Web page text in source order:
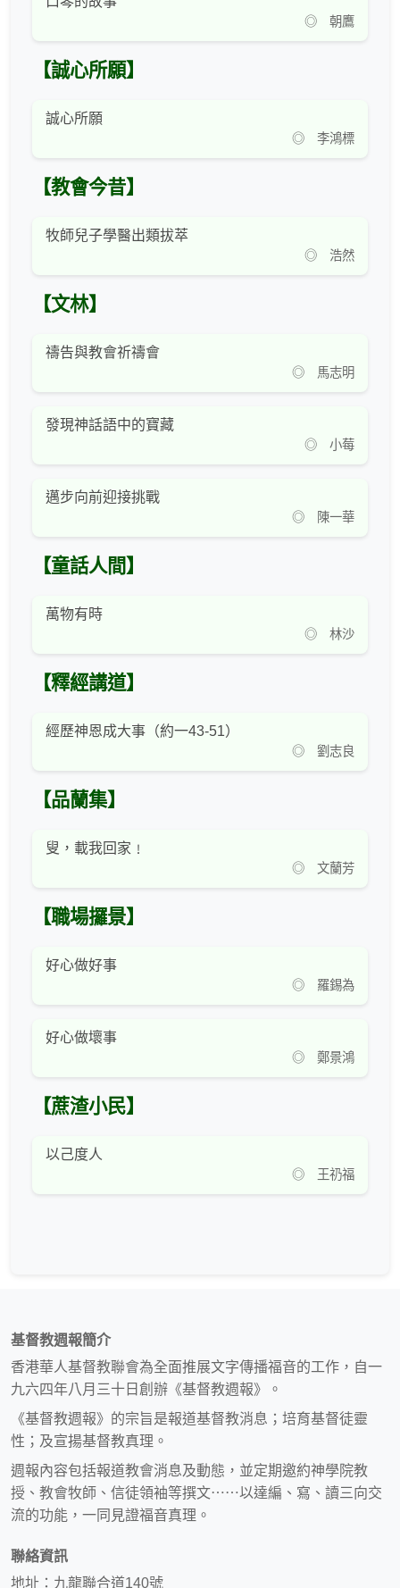
◎ 朝鷹
【誠心所願】
誠心所願
◎ 李鴻標
【教會今昔】
牧師兒子學醫出類拔萃
◎ 浩然
【文林】
禱告與教會祈禱會
◎ 馬志明
發現神話語中的寶藏
◎ 小莓
邁步向前迎接挑戰
◎ 陳一華
【童話人間】
萬物有時
◎ 林沙
【釋經講道】
經歷神恩成大事（約一43-51）
◎ 劉志良
【品蘭集】
叟，載我回家﹗
◎ 文蘭芳
【職場攞景】
好心做好事
◎ 羅錫為
好心做壞事
◎ 鄭景鴻
【蔗渣小民】
以己度人
◎ 王礽福
基督教週報簡介
香港華人基督教聯會為全面推展文字傳播福音的工作，自一
九六四年八月三十日創辦《基督教週報》。
《基督教週報》的宗旨是報道基督教消息；培育基督徒靈
性；及宣揚基督教真理。
週報內容包括報道教會消息及動態，並定期邀約神學院教
授、教會牧師、信徒領袖等撰文⋯⋯以達編、寫、讀三向交
流的功能，一同見證福音真理。
聯絡資訊
地址：九龍聯合道140號